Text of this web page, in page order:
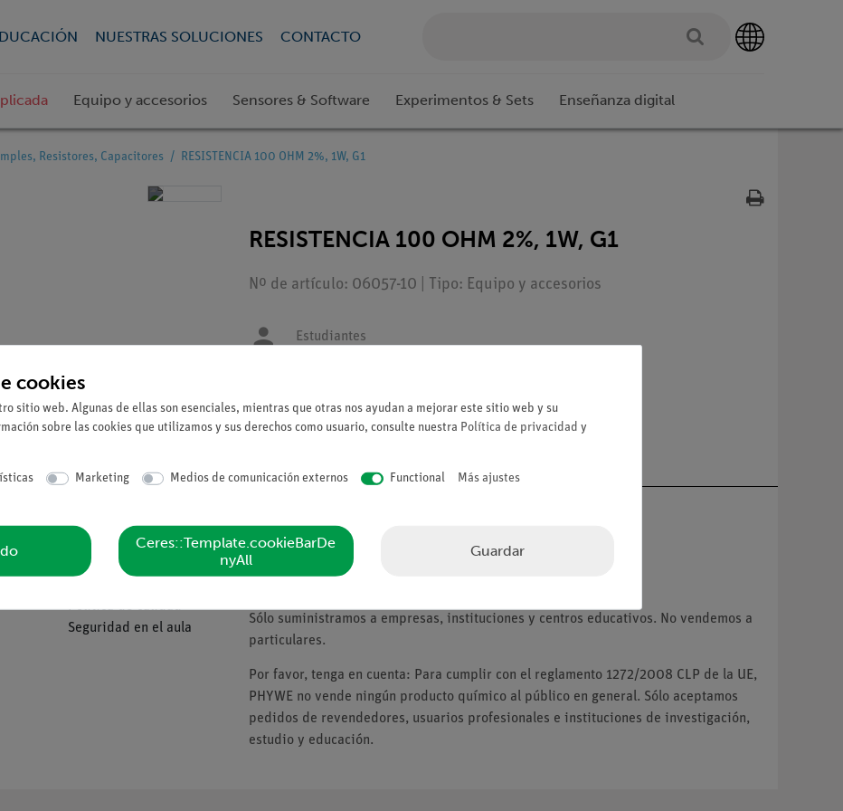
NUESTRAS SOLUCIONES CONTACTO
Equipo y accesorios Sensores & Software Experimentos & Sets Enseñanza digital
Resistores, Capacitores RESISTENCIA 100 OHM 2%, 1W, G1
RESISTENCIA 100 OHM 2%, 1W, G1
Nº de artículo: 06057-10 | Tipo: Equipo y accesorios
Estudiantes
Solicitar una oferta
Compañía
Política de calidad
Seguridad en el aula
Tenga en cuenta
Sólo suministramos a empresas, instituciones y centros educativos. No vendemos a
particulares.
Por favor, tenga en cuenta: Para cumplir con el reglamento 1272/2008 CLP de la UE,
PHYWE no vende ningún producto químico al público en general. Sólo aceptamos
pedidos de revendedores, usuarios profesionales e instituciones de investigación,
estudio y educación.
cookies
sitio web. Algunas de ellas son esenciales, mientras que otras nos ayudan a mejorar este sitio web y su
sobre las cookies que utilizamos y sus derechos como usuario, consulte nuestra Política de privacidad y
Marketing Medios de comunicación externos Functional Más ajustes
Ceres::Template.cookieBarDe
nyAll
Guardar